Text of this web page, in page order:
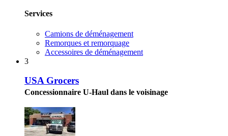
Services
Camions de déménagement
Remorques et remorquage
Accessoires de déménagement
3
USA Grocers
Concessionnaire U-Haul dans le voisinage